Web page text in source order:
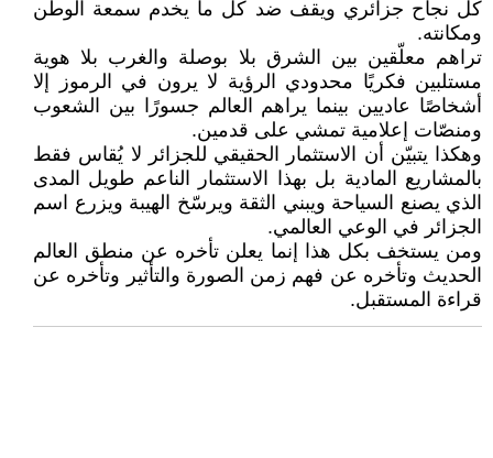
كل نجاح جزائري ويقف ضد كل ما يخدم سمعة الوطن
ومكانته.
تراهم معلّقين بين الشرق بلا بوصلة والغرب بلا هوية
مستلبين فكريًا محدودي الرؤية لا يرون في الرموز إلا
أشخاصًا عاديين بينما يراهم العالم جسورًا بين الشعوب
ومنصّات إعلامية تمشي على قدمين.
وهكذا يتبيّن أن الاستثمار الحقيقي للجزائر لا يُقاس فقط
بالمشاريع المادية بل بهذا الاستثمار الناعم طويل المدى
الذي يصنع السياحة ويبني الثقة ويرسّخ الهيبة ويزرع اسم
الجزائر في الوعي العالمي.
ومن يستخف بكل هذا إنما يعلن تأخره عن منطق العالم
الحديث وتأخره عن فهم زمن الصورة والتأثير وتأخره عن
قراءة المستقبل.